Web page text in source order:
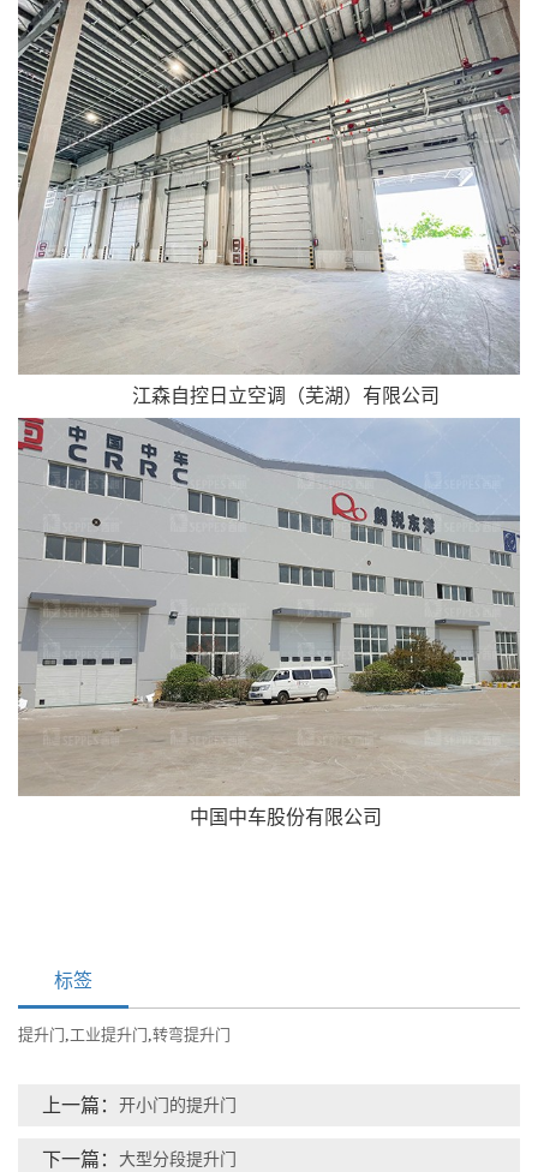
江森自控日立空调（芜湖）有限公司
中国中车股份有限公司
标签
提升门 ,工业提升门 ,转弯提升门
上一篇： 开小门的提升门
下一篇： 大型分段提升门